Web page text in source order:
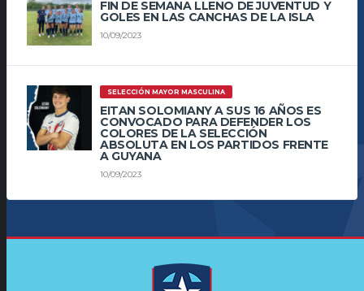
FIN DE SEMANA LLENO DE JUVENTUD Y
GOLES EN LAS CANCHAS DE LA ISLA
10/09/2023
SELECCIÓN MAYOR MASCULINA
EITAN SOLOMIANY A SUS 16 AÑOS ES
CONVOCADO PARA DEFENDER LOS
COLORES DE LA SELECCIÓN
ABSOLUTA EN LOS PARTIDOS FRENTE
A GUYANA
10/09/2023